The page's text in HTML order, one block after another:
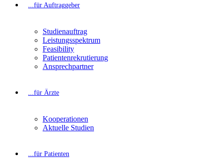
...für Auftraggeber
Studienauftrag
Leistungsspektrum
Feasibility
Patientenrekrutierung
Ansprechpartner
...für Ärzte
Kooperationen
Aktuelle Studien
...für Patienten